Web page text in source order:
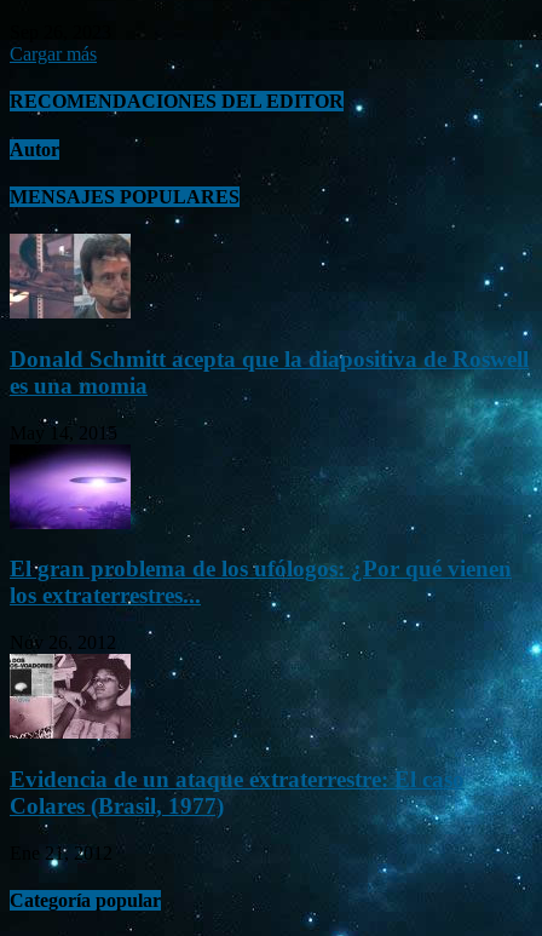
Cargar más
RECOMENDACIONES DEL EDITOR
Autor
MENSAJES POPULARES
Donald Schmitt acepta que la diapositiva de Roswell
es una momia
May 14, 2015
El gran problema de los ufólogos: ¿Por qué vienen
los extraterrestres...
Nov 26, 2012
Evidencia de un ataque extraterrestre: El caso
Colares (Brasil, 1977)
Ene 21, 2012
Categoría popular